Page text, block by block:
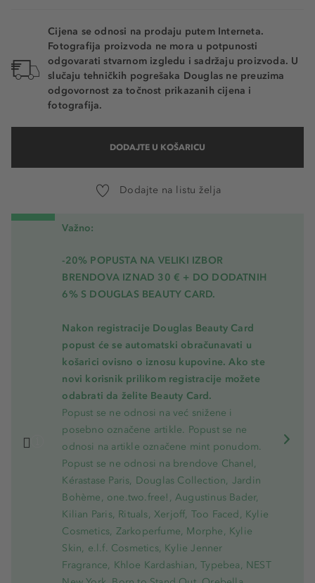
Cijena se odnosi na prodaju putem Interneta.
Fotografija proizvoda ne mora u potpunosti
odgovarati stvarnom izgledu i sadržaju proizvoda. U
slučaju tehničkih pogrešaka Douglas ne preuzima
odgovornost za točnost prikazanih cijena i
fotografija.
DODAJTE U KOŠARICU
Dodajte na listu želja
Važno:
-20% POPUSTA NA VELIKI IZBOR
BRENDOVA IZNAD 30 € + DO DODATNIH
6% S DOUGLAS BEAUTY CARD.
Nakon registracije Douglas Beauty Card
popust će se automatski obračunavati u
košarici ovisno o iznosu kupovine. Ako ste
novi korisnik prilikom registracije možete
odabrati da želite Beauty Card.
Popust se ne odnosi na već snižene i
posebno označene artikle. Popust se ne
odnosi na artikle označene mint ponudom.
Popust se ne odnosi na brendove Chanel,
Kérastase Paris, Douglas Collection, Jardin
Bohème, one.two.free!, Augustinus Bader,
Kilian Paris, Rituals, Xerjoff, Too Faced, Kylie
Cosmetics, Zarkoperfume, Morphe, Kylie
Skin, e.l.f. Cosmetics, Kylie Jenner
Fragrance, Khloe Kardashian, Typebea, NEST